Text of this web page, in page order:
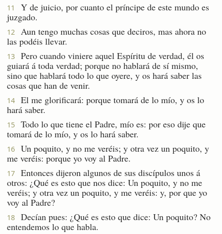
11
Y de juicio, por cuanto el príncipe de este mundo es
juzgado.
12
Aun tengo muchas cosas que deciros, mas ahora no
las podéis llevar.
13
Pero cuando viniere aquel Espíritu de verdad, él os
guiará á toda verdad; porque no hablará de sí mismo,
sino que hablará todo lo que oyere, y os hará saber las
cosas que han de venir.
14
El me glorificará: porque tomará de lo mío, y os lo
hará saber.
15
Todo lo que tiene el Padre, mío es: por eso dije que
tomará de lo mío, y os lo hará saber.
16
Un poquito, y no me veréis; y otra vez un poquito, y
me veréis: porque yo voy al Padre.
17
Entonces dijeron algunos de sus discípulos unos á
otros: ¿Qué es esto que nos dice: Un poquito, y no me
veréis; y otra vez un poquito, y me veréis: y, por que yo
voy al Padre?
18
Decían pues: ¿Qué es esto que dice: Un poquito? No
entendemos lo que habla.